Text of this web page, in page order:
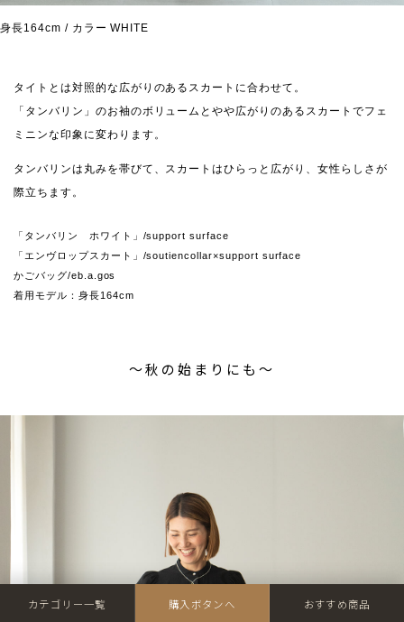
身長164cm / カラー WHITE
タイトとは対照的な広がりのあるスカートに合わせて。
「タンバリン」のお袖のボリュームとやや広がりのあるスカートでフェ
ミニンな印象に変わります。
タンバリンは丸みを帯びて、スカートはひらっと広がり、女性らしさが
際立ちます。
「タンバリン ホワイト」/support surface
「エンヴロップスカート」/soutiencollar×support surface
かごバッグ/eb.a.gos
着用モデル：身長164cm
〜秋の始まりにも〜
カテゴリー一覧 購入ボタンへ おすすめ商品